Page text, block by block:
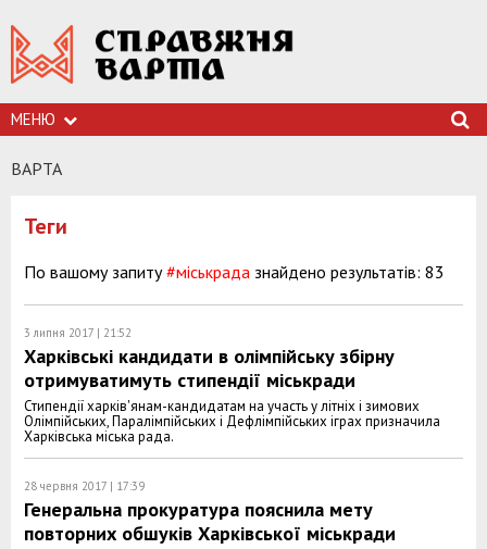
МЕНЮ
ВАРТА
Теги
По вашому запиту#міськрада знайдено результатів: 83
3 липня 2017 | 21:52
Харківські кандидати в олімпійську збірну
отримуватимуть стипендії міськради
Стипендії харків'янам-кандидатам на участь у літніх і зимових
Олімпійських, Паралімпійських і Дефлімпійських іграх призначила
Харківська міська рада.
28 червня 2017 | 17:39
Генеральна прокуратура пояснила мету
повторних обшуків Харківської міськради